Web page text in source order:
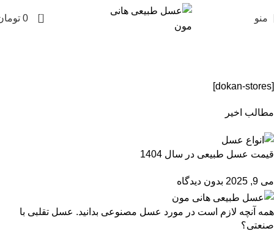
منو 0
0
[dokan-stores]
مطالب اخیر
قیمت عسل طبیعی در سال 1404
می 9, 2025 بدون دیدگاه
همه آنچه لازم است در مورد عسل مصنوعی بدانید. عسل تقلبی با
صنعتی؟